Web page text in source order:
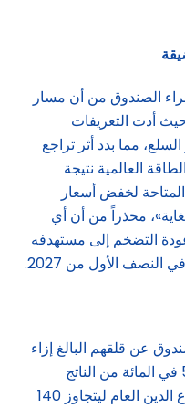
الصندوق من أن مسار
أدت التعريفات
مما بدد أثر تراجع
العالمية نتيجة
لخفض أسعار
ضئيلة للغاية»، محذراً من أن أي
التضخم إلى مستهدفه
عن قلقهم البالغ إزاء
العجز المالي المستمر، الذي بلغ 5.9 في المائة من الناتج
المحلي الإجمالي، مع توقعات بارتفاع الدين العام ليتجاوز 140